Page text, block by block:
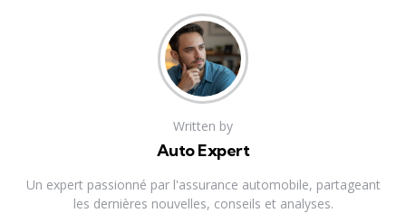
Written by
Auto Expert
Un expert passionné par l'assurance automobile, partageant
les dernières nouvelles, conseils et analyses.